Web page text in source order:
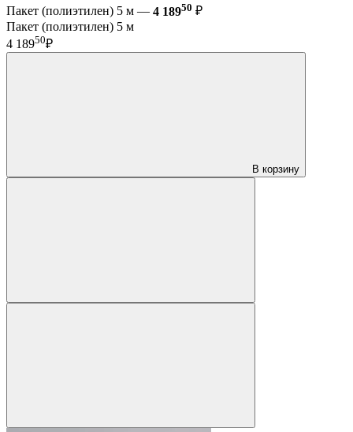
Пакет (полиэтилен) 5 м — 4 18950 ₽
Пакет (полиэтилен) 5 м
4 18950₽
В корзину